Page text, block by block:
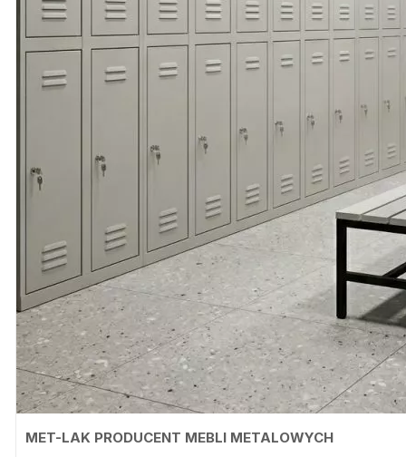
MET-LAK PRODUCENT MEBLI METALOWYCH